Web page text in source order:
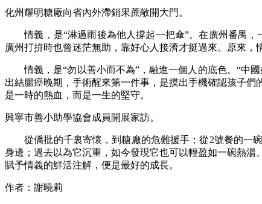
化州耀明糖廠向省內外滯銷果蔗敞開大門。
情義，是“淋過雨後為他人撐起一把傘”。在廣州番禺，
廣州打拚時也曾迷茫無助，靠好心人接濟才挺過來。原來，
情義，是“勿以善小而不為”，融進一個人的底色。“中國
出結腸癌晚期，手術醒來第一件事，是摸出手機確認孩子
是一時的熱血，而是一生的堅守。
興寧市善小助學協會成員開展家訪。
從僑批的千裏寄懷，到糖廠的危難援手；從2號餐的一碗
身邊；過去以為它沉重，如今發現它也可以輕盈如一碗熱
賦予情義的鮮活注解，便是最好的成長。
作者：謝曉莉